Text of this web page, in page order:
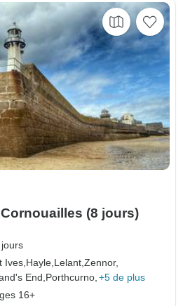
(8 jours)
Ives, Hayle, Lelant,Zennor,
End, Porthcurno, +5 de plus
16+